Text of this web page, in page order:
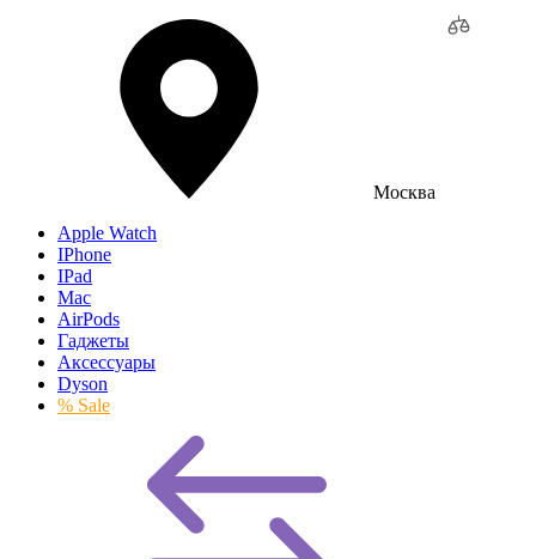
Москва
Apple Watch
IPhone
IPad
Mac
AirPods
Гаджеты
Аксессуары
Dyson
% Sale